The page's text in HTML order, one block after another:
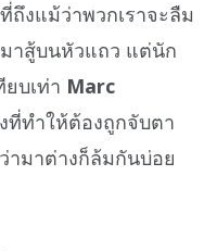
ที่ถึงแม้ว่าพวกเราจะลืม
าสู้บนหัวแถว แต่นัก
บเท่า Marc
ที่ทำให้ต้องถูกจับตา
ามาต่างก็ล้มกันบ่อย